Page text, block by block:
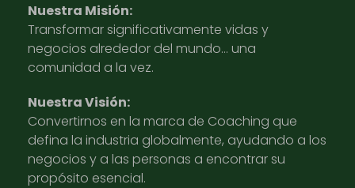
Nuestra Misión:
Transformar significativamente vidas y
negocios alrededor del mundo… una
comunidad a la vez.
Nuestra Visión:
Convertirnos en la marca de Coaching que
defina la industria globalmente, ayudando a los
negocios y a las personas a encontrar su
propósito esencial.